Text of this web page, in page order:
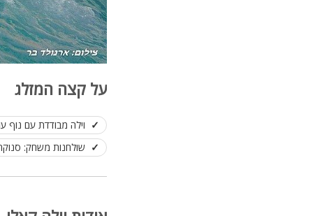
על קצה המזלג
וילה מבודדת עם נוף
שולחנות משחק: סנוקר